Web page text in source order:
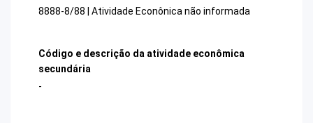
8888-8/88 | Atividade Econônica não informada
Código e descrição da atividade econômica
secundária
-